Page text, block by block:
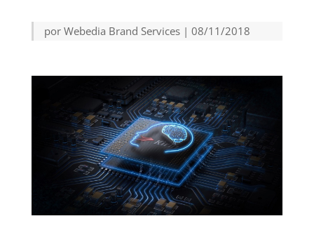
por Webedia Brand Services| 08/11/2018